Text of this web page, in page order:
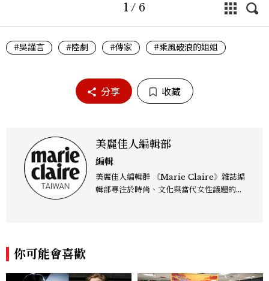
1 / 6
#吳謹言 #陸劇 #傳家 #乘風破浪的姐姐
分享 收藏
美麗佳人編輯部
編輯
美麗佳人編輯群 《Marie Claire》雜誌編
輯部專注於時尚、文化與當代女性議題的深
度的內容。 《Marie Claire》始終以敏銳
你可能會喜歡